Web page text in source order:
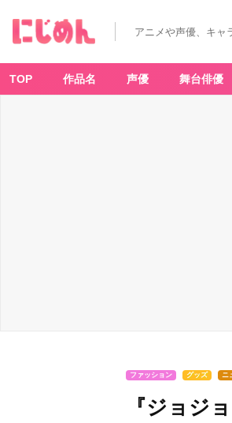
アニメや声優、キャ
TOP 作品名 声優 舞台俳優
ファッション グッズ ニ
『ジョジ